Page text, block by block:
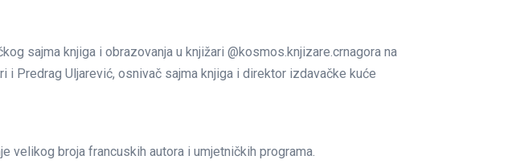
sajma knjiga i obrazovanja u knjižari @kosmos.knjizare.crnagora na
Predrag Uljarević, osnivač sajma knjiga i direktor izdavačke kuće
velikog broja francuskih autora i umjetničkih programa.